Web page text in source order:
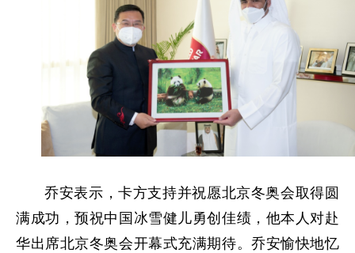
乔安表示，卡方支持并祝愿北京冬奥会取得圆
满成功，预祝中国冰雪健儿勇创佳绩，他本人对赴
华出席北京冬奥会开幕式充满期待。乔安愉快地忆